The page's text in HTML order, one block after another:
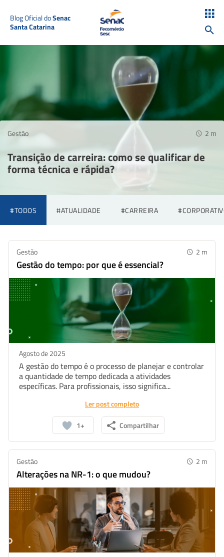
Blog Oficial doSenac
Santa Catarina
Gestão 2 m
Transição de carreira: como se qualificar de
forma técnica e rápida?
#TODOS #ATUALIDADE #CARREIRA
Gestão 2 m
Gestão do tempo: por que é essencial?
Agosto de 2025
A gestão do tempo é o processo de planejar e controlar
a quantidade de tempo dedicada a atividades
específicas. Para profissionais, isso significa...
Ler post completo
1+ Compartilhar
Gestão 2 m
Alterações na NR-1: o que mudou?